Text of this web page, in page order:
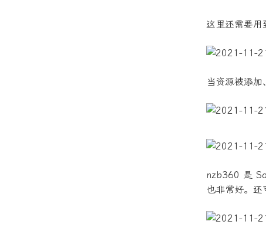
这里还需要用
当资源被添
nzb360 是
也非常好。